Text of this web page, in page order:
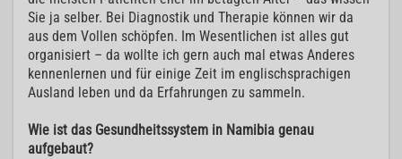
Sie ja selber. Bei Diagnostik und Therapie können wir da
aus dem Vollen schöpfen. Im Wesentlichen ist alles gut
organisiert – da wollte ich gern auch mal etwas Anderes
kennenlernen und für einige Zeit im englischsprachigen
Ausland leben und da Erfahrungen zu sammeln.
Wie ist das Gesundheitssystem in Namibia genau
aufgebaut?